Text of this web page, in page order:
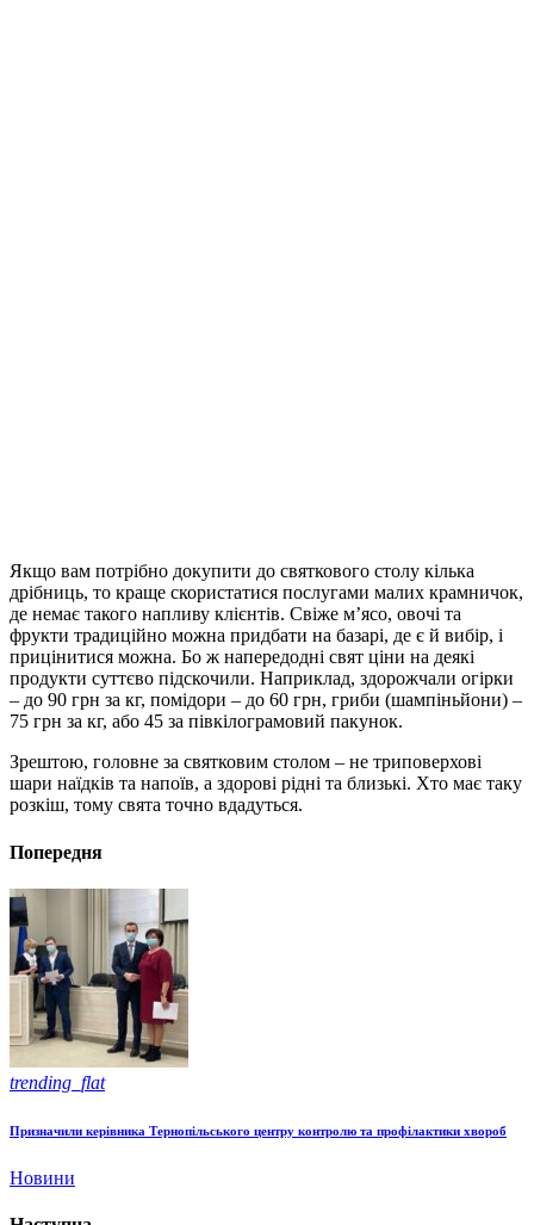
Якщо вам потрібно докупити до святкового столу кілька
дрібниць, то краще скористатися послугами малих крамничок,
де немає такого напливу клієнтів. Свіже м’ясо, овочі та
фрукти традиційно можна придбати на базарі, де є й вибір, і
прицінитися можна. Бо ж напередодні свят ціни на деякі
продукти суттєво підскочили. Наприклад, здорожчали огірки
– до 90 грн за кг, помідори – до 60 грн, гриби (шампіньйони) –
75 грн за кг, або 45 за півкілограмовий пакунок.
Зрештою, головне за святковим столом – не триповерхові
шари наїдків та напоїв, а здорові рідні та близькі. Хто має таку
розкіш, тому свята точно вдадуться.
Попередня
trending_flat
Призначили керівника Тернопільського центру контролю та профілактики хвороб
Новини